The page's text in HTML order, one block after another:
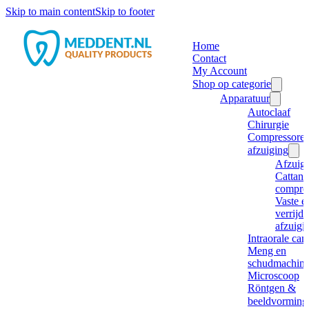
Skip to main contentSkip to footer
Home
Contact
My Account
Shop op categorie
Apparatuur
Autoclaaf
Chirurgie
afzuiging
Cattani
Vaste
Intraorale
Meng en
Microscoop
Röntgen &
beeldvorming